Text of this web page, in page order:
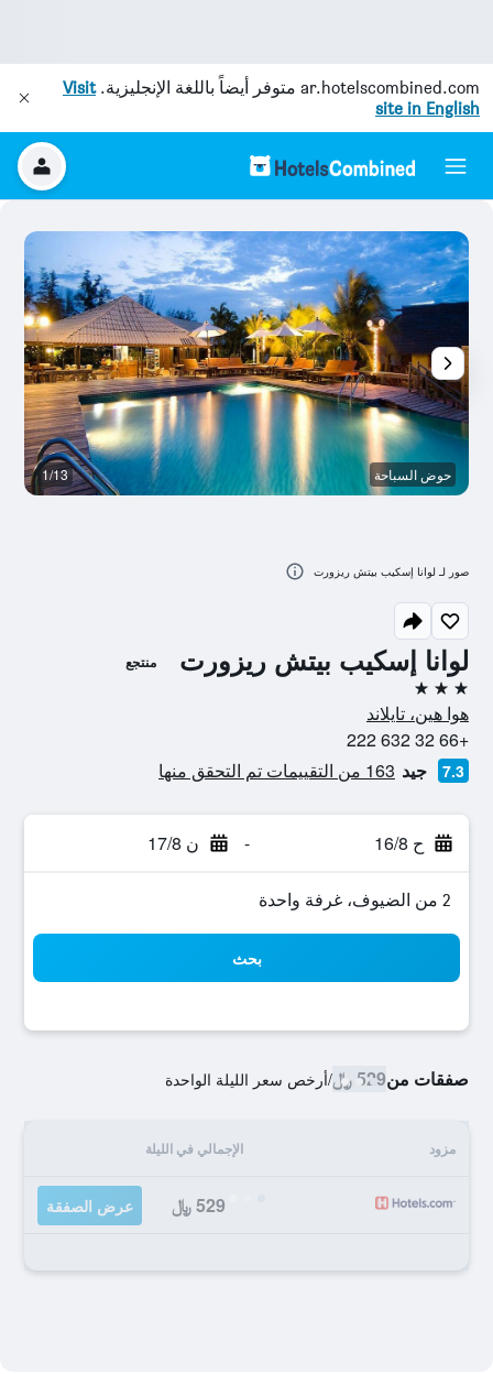
ar.hotelscombined.com متوفر أيضاً باللغة الإنجليزية.Visit
site in English
لوانا إسكيب بيتش ريزورت منتجع
3 نجوم
هوا هين، تايلاند
+66 32 632 222
7.3 جيد 163 من التقييمات تم التحقق منها
ح 16/8 - ن 17/8
2 من الضيوف، غرفة واحدة
بحث
صفقات من529 ﷼ /أرخص سعر الليلة الواحدة
مزود الإجمالي في الليلة
529 ﷼ عرض الصفقة
حوض السباحة 1/13
صور لـ لوانا إسكيب بيتش ريزورت